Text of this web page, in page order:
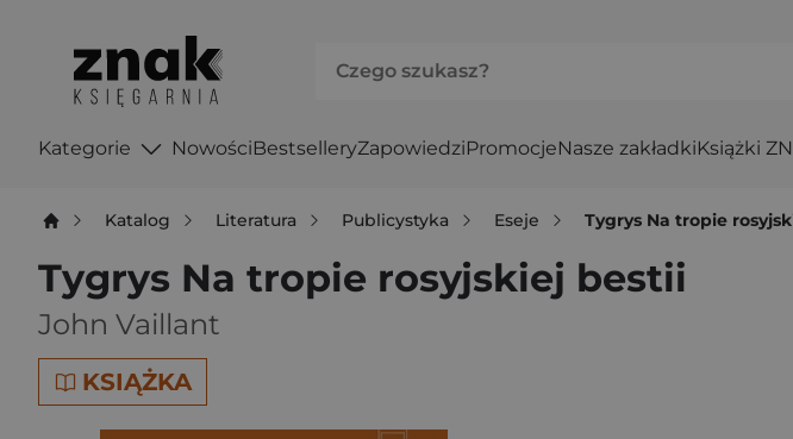
Kategorie NowościBestselleryZapowiedziPromocjeNasze zakładkiKsiążki
Katalog Literatura Publicystyka Eseje Tygrys Na tropie
Tygrys Na tropie rosyjskiej bestii
John Vaillant
KSIĄŻKA